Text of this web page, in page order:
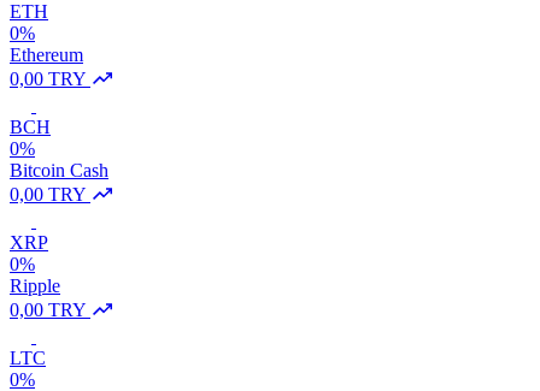
ETH
0%
Ethereum
0,00 TRY
BCH
0%
Bitcoin Cash
0,00 TRY
XRP
0%
Ripple
0,00 TRY
LTC
0%